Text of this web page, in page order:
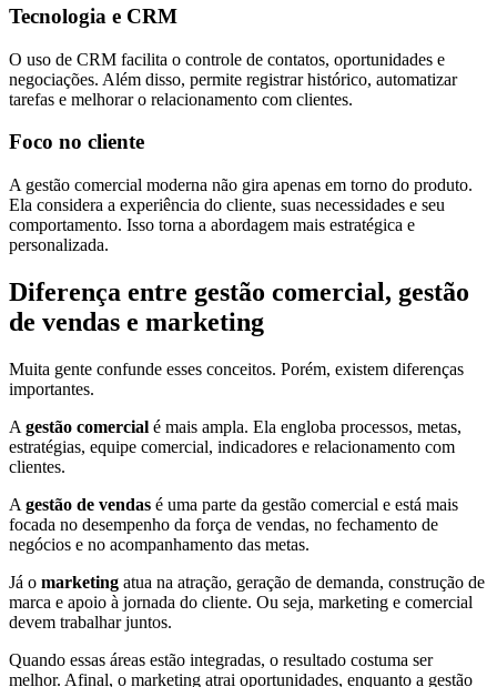
Tecnologia e CRM
O uso de CRM facilita o controle de contatos, oportunidades e
negociações. Além disso, permite registrar histórico, automatizar
tarefas e melhorar o relacionamento com clientes.
Foco no cliente
A gestão comercial moderna não gira apenas em torno do produto.
Ela considera a experiência do cliente, suas necessidades e seu
comportamento. Isso torna a abordagem mais estratégica e
personalizada.
Diferença entre gestão comercial, gestão
de vendas e marketing
Muita gente confunde esses conceitos. Porém, existem diferenças
importantes.
A gestão comercial é mais ampla. Ela engloba processos, metas,
estratégias, equipe comercial, indicadores e relacionamento com
clientes.
A gestão de vendas é uma parte da gestão comercial e está mais
focada no desempenho da força de vendas, no fechamento de
negócios e no acompanhamento das metas.
Já o marketing atua na atração, geração de demanda, construção de
marca e apoio à jornada do cliente. Ou seja, marketing e comercial
devem trabalhar juntos.
Quando essas áreas estão integradas, o resultado costuma ser
melhor. Afinal, o marketing atrai oportunidades, enquanto a gestão